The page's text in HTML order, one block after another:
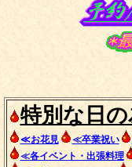
特別な日
≪お花見
≪卒業祝い
≪各イベント・出張料理